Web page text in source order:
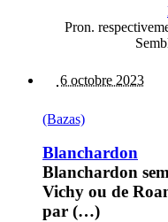
Pron.
6 octobre 2023
(Bazas)
Blanchardon
Blanchardon
Vichy ou de
par (…)